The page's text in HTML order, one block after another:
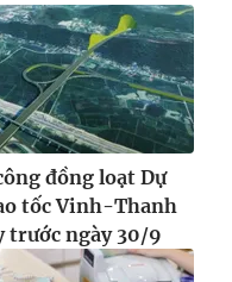
đồng loạt Dự
tốc Vinh-Thanh
trước ngày 30/9